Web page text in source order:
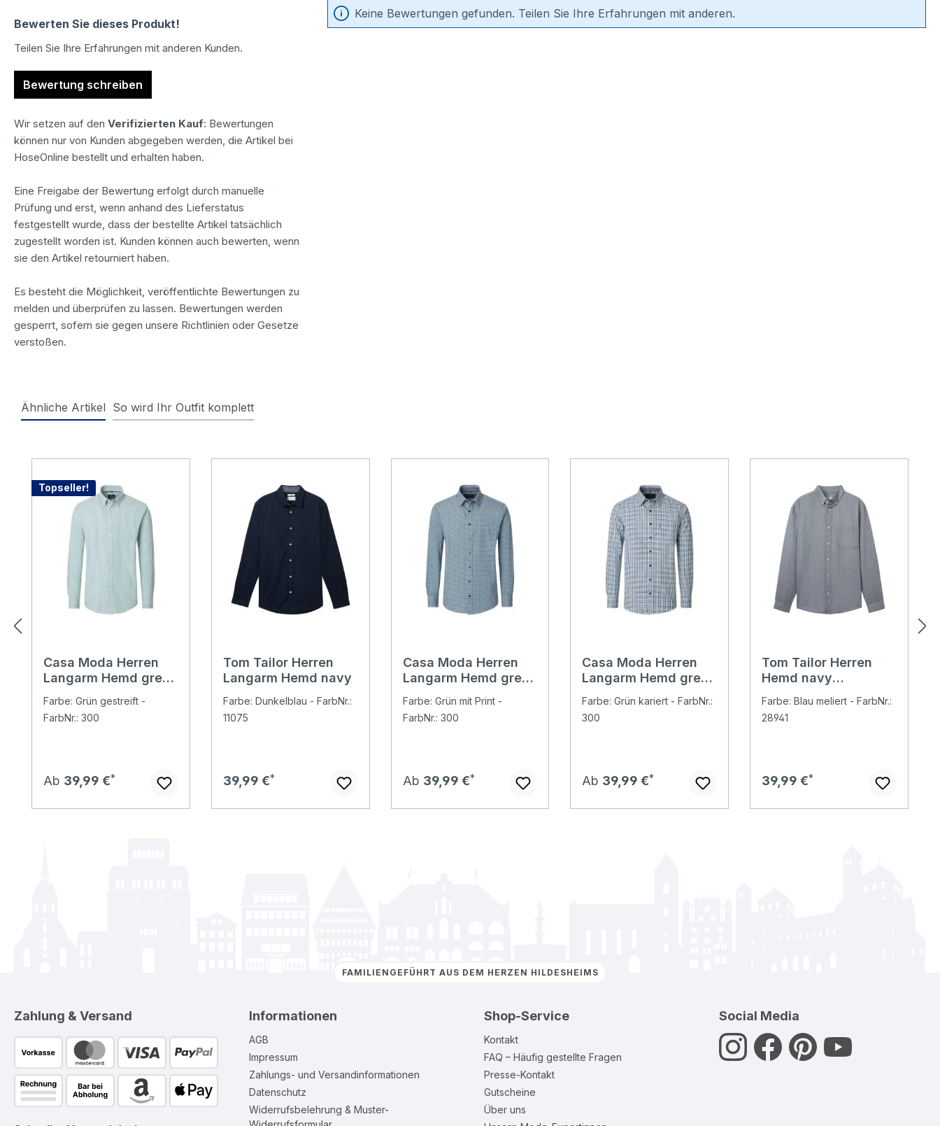
Bewerten Sie dieses Produkt!
Teilen Sie Ihre Erfahrungen mit anderen Kunden.
Bewertung schreiben
Wir setzen auf den Verifizierten Kauf: Bewertungen
können nur von Kunden abgegeben werden, die Artikel bei
HoseOnline bestellt und erhalten haben.
Eine Freigabe der Bewertung erfolgt durch manuelle
Prüfung und erst, wenn anhand des Lieferstatus
festgestellt wurde, dass der bestellte Artikel tatsächlich
zugestellt worden ist. Kunden können auch bewerten, wenn
sie den Artikel retourniert haben.
Es besteht die Möglichkeit, veröffentlichte Bewertungen zu
melden und überprüfen zu lassen. Bewertungen werden
gesperrt, sofern sie gegen unsere Richtlinien oder Gesetze
verstoßen.
Keine Bewertungen gefunden. Teilen Sie Ihre Erfahrungen mit anderen.
Ähnliche Artikel So wird Ihr Outfit komplett
Topseller!
Casa Moda Herren
Langarm Hemd green
Farbe: Grün gestreift -
FarbNr.: 300
Regulärer Preis:
Ab 39,99 €
Tom Tailor Herren
Langarm Hemd navy
Farbe: Dunkelblau - FarbNr.:
11075
Regulärer Preis:
39,99 €
Casa Moda Herren
Langarm Hemd green
Farbe: Grün mit Print -
FarbNr.: 300
Regulärer Preis:
Ab 39,99 €
Casa Moda Herren
Langarm Hemd green
Farbe: Grün kariert - FarbNr.:
300
Regulärer Preis:
Ab 39,99 €
Tom Tailor Herren
Hemd navy
Farbe: Blau meliert - FarbNr.:
28941
Regulärer Preis:
39,99 €
FAMILIENGEFÜHRT AUS DEM HERZEN HILDESHEIMS
Zahlung & Versand Informationen
AGB
Impressum
Zahlungs- und Versandinformationen
Datenschutz
Widerrufsbelehrung & Muster-
Shop-Service
Kontakt
FAQ – Häufig gestellte Fragen
Presse-Kontakt
Gutscheine
Über uns
Social Media